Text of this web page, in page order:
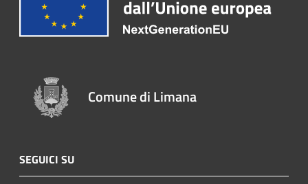
Comune di Limana
SEGUICI SU